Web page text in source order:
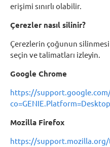
erişimi sınırlı olabilir.
Çerezler nasıl silinir?
Çerezlerin çoğunun silinmesi
seçin ve talimatları izleyin.
Google Chrome
https://
Mozilla Firefox
https://